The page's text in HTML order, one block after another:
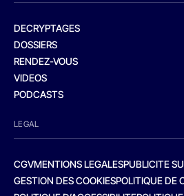
DECRYPTAGES
DOSSIERS
RENDEZ-VOUS
VIDEOS
PODCASTS
LEGAL
CGVMENTIONS LEGALESPUBLICITE
GESTION DES COOKIESPOLITIQUE DE